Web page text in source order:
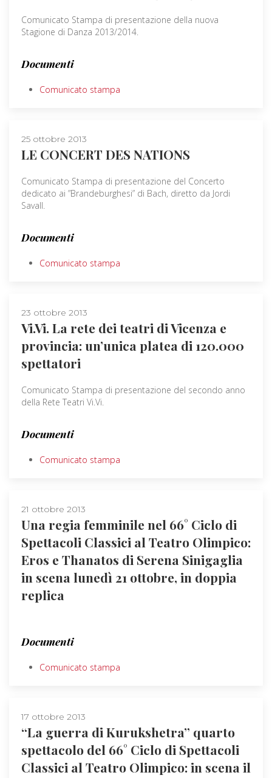
Comunicato Stampa di presentazione della nuova
Stagione di Danza 2013/2014.
Documenti
Comunicato stampa
25 ottobre 2013
LE CONCERT DES NATIONS
Comunicato Stampa di presentazione del Concerto
dedicato ai ”Brandeburghesi” di Bach, diretto da Jordi
Savall.
Documenti
Comunicato stampa
23 ottobre 2013
Vi.Vi. La rete dei teatri di Vicenza e
provincia: un’unica platea di 120.000
spettatori
Comunicato Stampa di presentazione del secondo anno
della Rete Teatri Vi.Vi.
Documenti
Comunicato stampa
21 ottobre 2013
Una regia femminile nel 66° Ciclo di
Spettacoli Classici al Teatro Olimpico:
Eros e Thanatos di Serena Sinigaglia
in scena lunedì 21 ottobre, in doppia
replica
Documenti
Comunicato stampa
17 ottobre 2013
“La guerra di Kurukshetra” quarto
spettacolo del 66° Ciclo di Spettacoli
Classici al Teatro Olimpico: in scena il